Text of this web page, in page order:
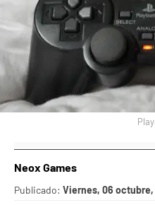
Neox Games
Publicado: Viernes, 06 octubre,